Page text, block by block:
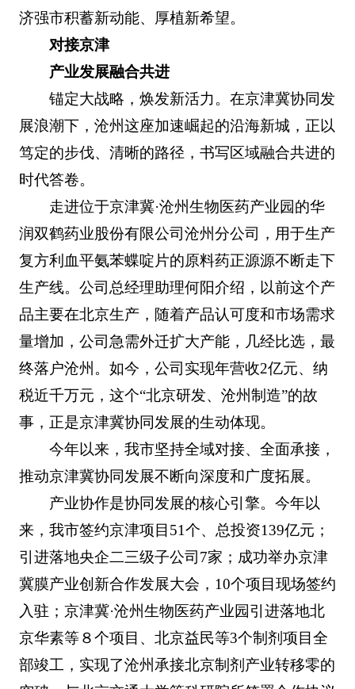
济强市积蓄新动能、厚植新希望。
对接京津
产业发展融合共进
锚定大战略，焕发新活力。在京津冀协同发
展浪潮下，沧州这座加速崛起的沿海新城，正以
笃定的步伐、清晰的路径，书写区域融合共进的
时代答卷。
走进位于京津冀·沧州生物医药产业园的华
润双鹤药业股份有限公司沧州分公司，用于生产
复方利血平氨苯蝶啶片的原料药正源源不断走下
生产线。公司总经理助理何阳介绍，以前这个产
品主要在北京生产，随着产品认可度和市场需求
量增加，公司急需外迁扩大产能，几经比选，最
终落户沧州。如今，公司实现年营收2亿元、纳
税近千万元，这个“北京研发、沧州制造”的故
事，正是京津冀协同发展的生动体现。
今年以来，我市坚持全域对接、全面承接，
推动京津冀协同发展不断向深度和广度拓展。
产业协作是协同发展的核心引擎。今年以
来，我市签约京津项目51个、总投资139亿元；
引进落地央企二三级子公司7家；成功举办京津
冀膜产业创新合作发展大会，10个项目现场签约
入驻；京津冀·沧州生物医药产业园引进落地北
京华素等８个项目、北京益民等3个制剂项目全
部竣工，实现了沧州承接北京制剂产业转移零的